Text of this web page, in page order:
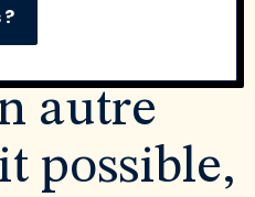
autre
possible,